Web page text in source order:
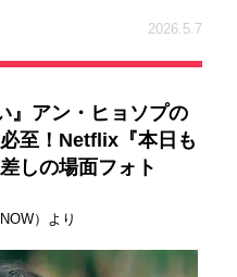
2026.5.7
』アン・ヒョソプの
至！Netflix『本日も
しの場面フォト
）より